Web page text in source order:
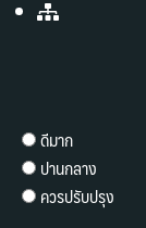
ดีมาก
ปานกลาง
ควรปรับปรุง